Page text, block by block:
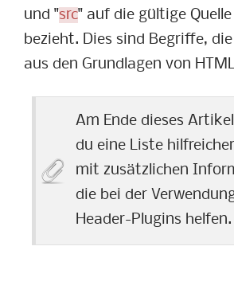
und "src" auf die gültige Quelle
bezieht. Dies sind Begriffe,
aus den Grundlagen von
Am Ende dieses
du eine Liste
mit zusätzlichen
die bei der
Header-Plugins helfen.